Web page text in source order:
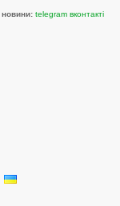
новини: telegram вконтакті